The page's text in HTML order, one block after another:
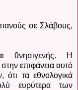
σε Σλάβους,
θνησιγενής. Η
επιφάνεια αυτό
ότι τα εθνολογικά
ευρύτερα των